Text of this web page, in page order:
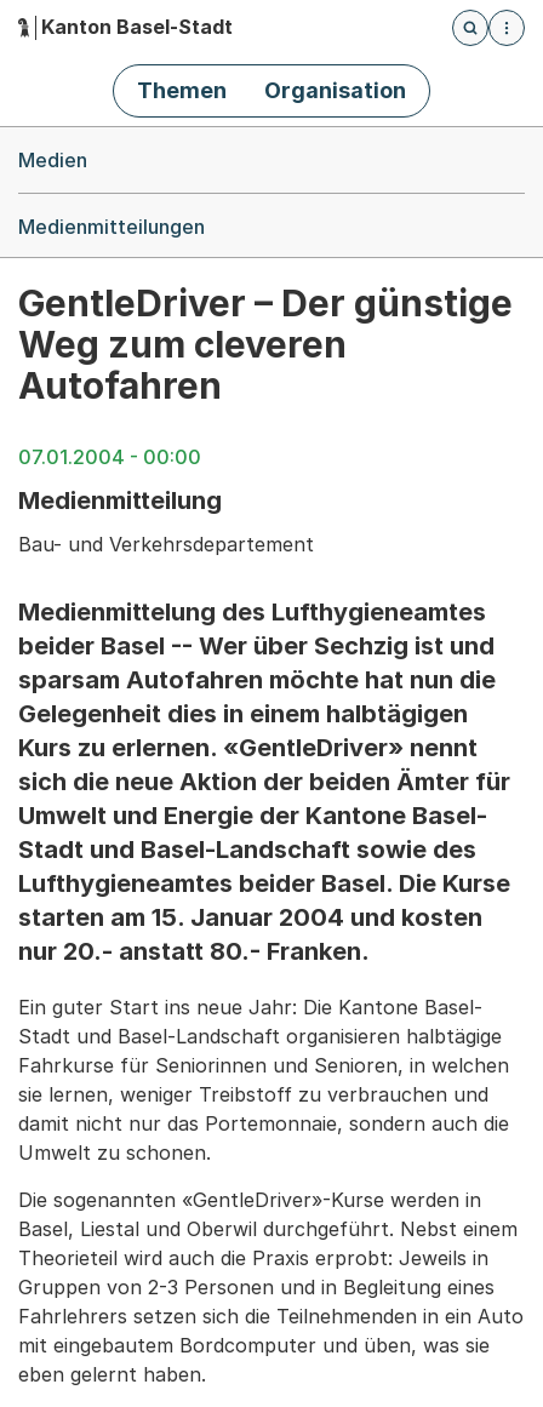
Hauptnavigation
Kanton Basel-Stadt
Öffnet
Themen Organisation
Medien
Medienmitteilungen
GentleDriver – Der günstige
Weg zum cleveren
Autofahren
07.01.2004 - 00:00
Medienmitteilung
Bau- und Verkehrsdepartement
Medienmittelung des Lufthygieneamtes
beider Basel -- Wer über Sechzig ist und
sparsam Autofahren möchte hat nun die
Gelegenheit dies in einem halbtägigen
Kurs zu erlernen. «GentleDriver» nennt
sich die neue Aktion der beiden Ämter für
Umwelt und Energie der Kantone Basel-
Stadt und Basel-Landschaft sowie des
Lufthygieneamtes beider Basel. Die Kurse
starten am 15. Januar 2004 und kosten
nur 20.- anstatt 80.- Franken.
Ein guter Start ins neue Jahr: Die Kantone Basel-
Stadt und Basel-Landschaft organisieren halbtägige
Fahrkurse für Seniorinnen und Senioren, in welchen
sie lernen, weniger Treibstoff zu verbrauchen und
damit nicht nur das Portemonnaie, sondern auch die
Umwelt zu schonen.
Die sogenannten «GentleDriver»-Kurse werden in
Basel, Liestal und Oberwil durchgeführt. Nebst einem
Theorieteil wird auch die Praxis erprobt: Jeweils in
Gruppen von 2-3 Personen und in Begleitung eines
Fahrlehrers setzen sich die Teilnehmenden in ein Auto
mit eingebautem Bordcomputer und üben, was sie
eben gelernt haben.